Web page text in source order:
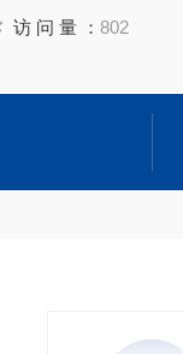
Organic
访 问 量 ：802